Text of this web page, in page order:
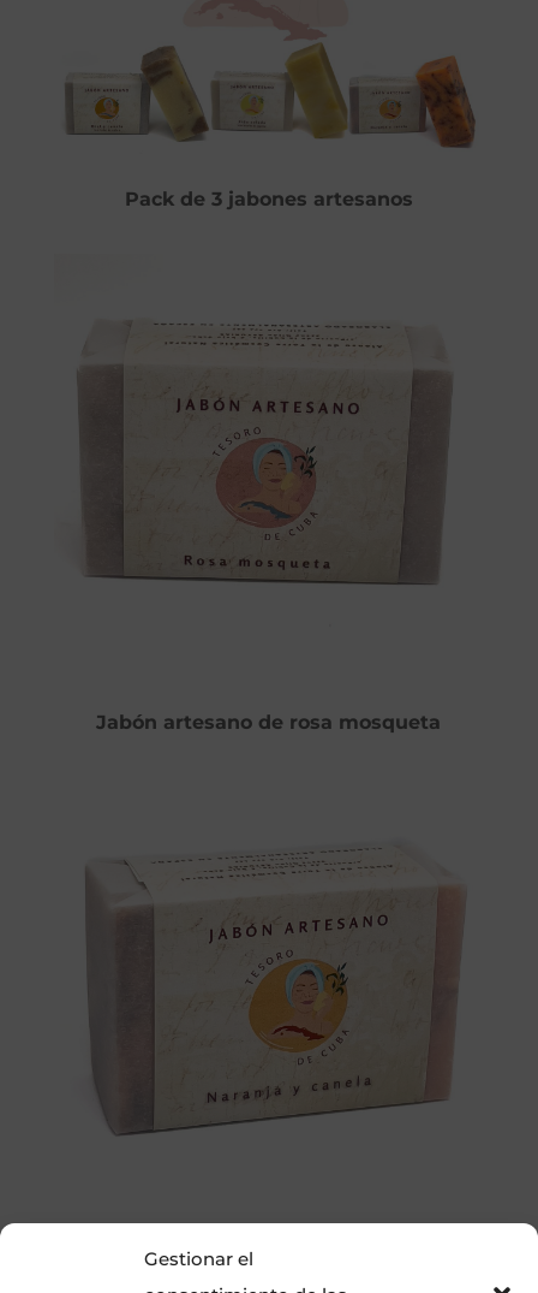
Gestionar el
Pack de 3 jabones artesanos
Jabón artesano de rosa mosqueta